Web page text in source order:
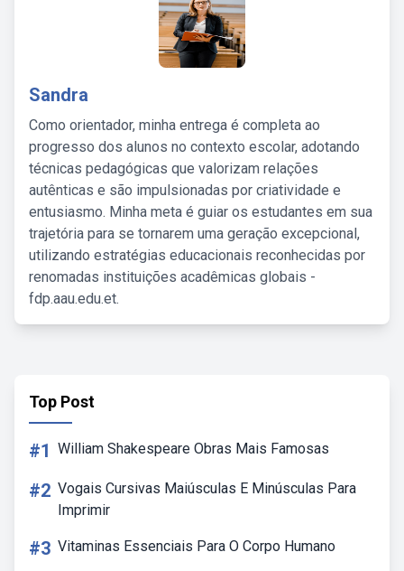
Sandra
Como orientador, minha entrega é completa ao
progresso dos alunos no contexto escolar, adotando
técnicas pedagógicas que valorizam relações
autênticas e são impulsionadas por criatividade e
entusiasmo. Minha meta é guiar os estudantes em sua
trajetória para se tornarem uma geração excepcional,
utilizando estratégias educacionais reconhecidas por
renomadas instituições acadêmicas globais -
fdp.aau.edu.et.
Top Post
#1 William Shakespeare Obras Mais Famosas
#2 Vogais Cursivas Maiúsculas E Minúsculas Para
Imprimir
#3 Vitaminas Essenciais Para O Corpo Humano